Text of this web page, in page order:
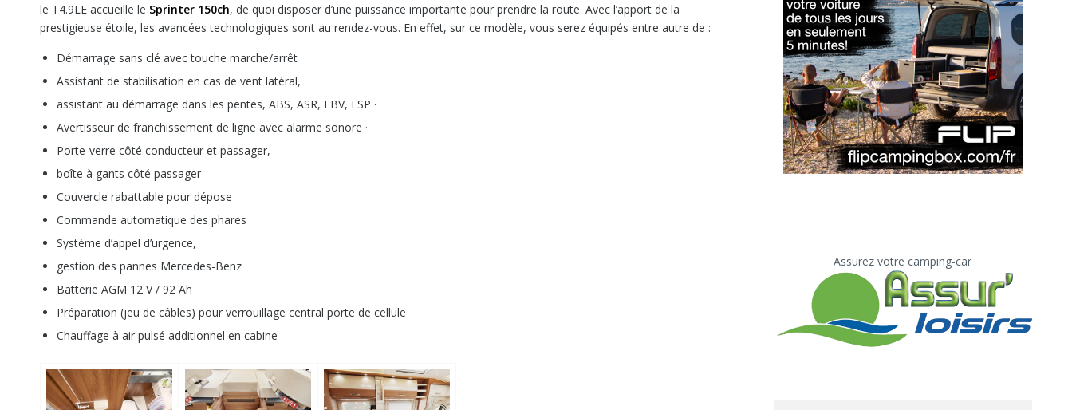
le T4.9LE accueille le Sprinter 150ch, de quoi disposer d’une puissance importante pour prendre la route. Avec l’apport de la
prestigieuse étoile, les avancées technologiques sont au rendez-vous. En effet, sur ce modèle, vous serez équipés entre autre de :
Démarrage sans clé avec touche marche/arrêt
Assistant de stabilisation en cas de vent latéral,
assistant au démarrage dans les pentes, ABS, ASR, EBV, ESP ·
Avertisseur de franchissement de ligne avec alarme sonore ·
Porte-verre côté conducteur et passager,
boîte à gants côté passager
Couvercle rabattable pour dépose
Commande automatique des phares
Système d’appel d’urgence,
gestion des pannes Mercedes-Benz
Batterie AGM 12 V / 92 Ah
Préparation (jeu de câbles) pour verrouillage central porte de cellule
Chauffage à air pulsé additionnel en cabine
Assurez votre camping-car